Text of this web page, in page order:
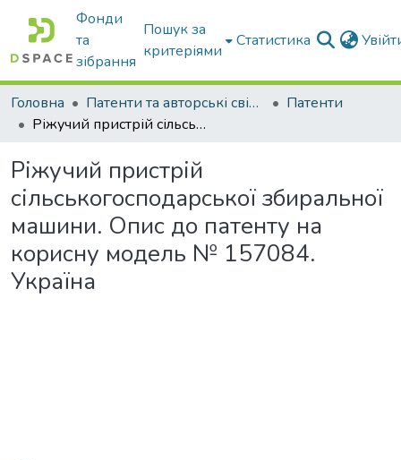
Фонди
та
зібрання
Пошук за
критеріями
Статистика
Головна Патенти та авторські свідоцтва
Патенти
Ріжучий пристрій сільськогосподарської збиральної машини. Опис до патенту на корисну модель № 157084. Україна
Ріжучий пристрій
сільськогосподарської збиральної
машини. Опис до патенту на
корисну модель № 157084.
Україна